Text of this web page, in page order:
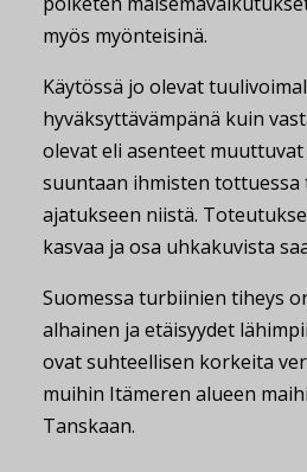
myös myönteisinä.
Käytössä jo olevat
hyväksyttävämpänä kuin
olevat eli asenteet
suuntaan ihmisten
ajatukseen niistä.
kasvaa ja osa uhkakuvista
Suomessa turbiinien tiheys
alhainen ja etäisyydet
ovat suhteellisen korkeita
muihin Itämeren alueen
Tanskaan.